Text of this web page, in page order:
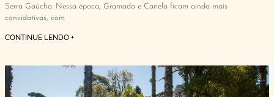
Serra Gaúcha. Nessa época, Gramado e Canela ficam ainda mais
convidativas, com
CONTINUE LENDO +